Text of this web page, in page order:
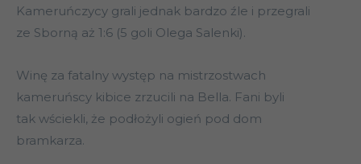
Kameruńczycy grali jednak bardzo źle i przegrali
ze Sborną aż 1:6 (5 goli Olega Salenki).
Winę za fatalny występ na mistrzostwach
kameruńscy kibice zrzucili na Bella. Fani byli
tak wściekli, że podłożyli ogień pod dom
bramkarza.